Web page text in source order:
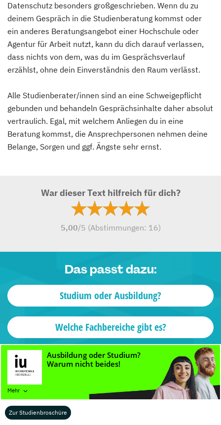
Zur Studienbroschüre
Mehr
Datenschutz besonders großgeschrieben. Wenn du zu
deinem Gespräch in die Studienberatung kommst oder
ein anderes Beratungsangebot einer Hochschule oder
Agentur für Arbeit nutzt, kann du dich darauf verlassen,
dass nichts von dem, was du im Gesprächsverlauf
erzählst, ohne dein Einverständnis den Raum verlässt.
Alle Studienberater/innen sind an eine Schweigepflicht
gebunden und behandeln Gesprächsinhalte daher absolut
vertraulich. Egal, mit welchem Anliegen du in eine
Beratung kommst, die Ansprechpersonen nehmen deine
Belange, Sorgen und ggf. Ängste sehr ernst.
War dieser Text hilfreich für dich?
5,00/5 (Abstimmungen: 16)
Das passt dazu:
Studium oder Ausbildung?
Welche Fachbereiche gibt es?
Für Studierende Für Hochschulen